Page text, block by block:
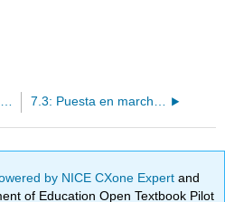
7.1: Selección de proyectos 7.3: Puesta en marcha del proyecto
by NICE CXone Expertand
of Education Open Textbook Pilot